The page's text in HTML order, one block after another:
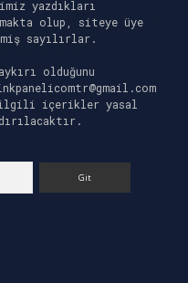
yazdıkları
olup, siteye üye
sayılırlar.
olduğunu
ilgili içerikler yasal